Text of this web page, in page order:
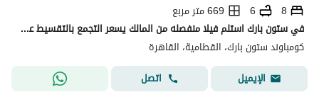
8
6
669 متر مربع
في ستون بارك استلم فيلا منفصله من المالك يسعر التجمع بالتقسيط علي 8 س
كومباوند ستون بارك، القطامية، القاهرة
الإيميل
اتصل